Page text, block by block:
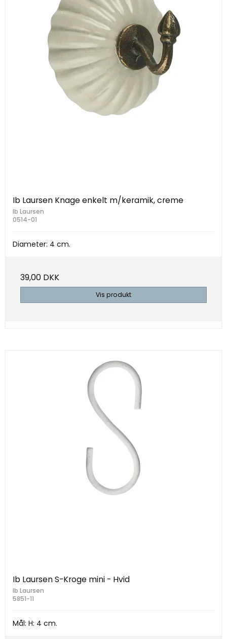
Ib Laursen Knage enkelt m/keramik, creme
Ib Laursen
0514-01
Diameter: 4 cm.
39,00 DKK
Vis produkt
Ib Laursen S-Kroge mini - Hvid
Ib Laursen
5851-11
Mål: H: 4 cm.